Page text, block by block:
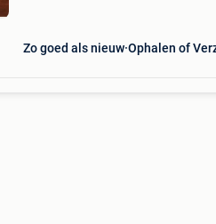
Zo goed als nieuw Ophalen of